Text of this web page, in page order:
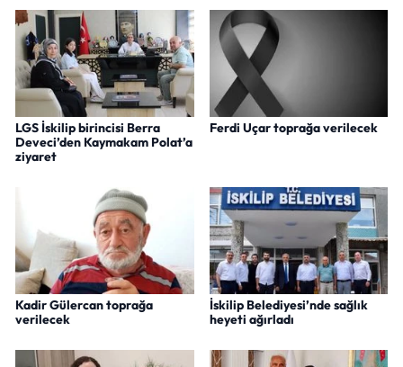
LGS İskilip birincisi Berra
Deveci’den Kaymakam Polat’a
ziyaret
Ferdi Uçar toprağa verilecek
Kadir Gülercan toprağa
verilecek
İskilip Belediyesi’nde sağlık
heyeti ağırladı